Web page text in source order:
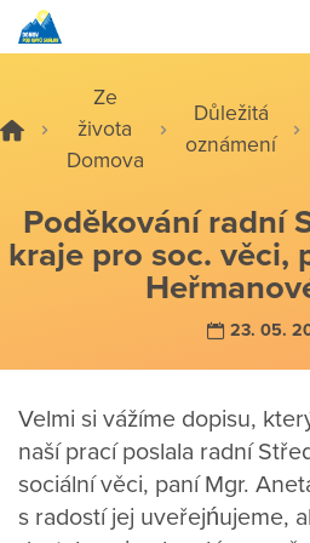
Ze
života
Domova
Důležitá
oznámení
Poděkování radní
kraje pro soc. věci,
23. 05.
Velmi si vážíme dopisu,
naší prací poslala radní
sociální věci, paní Mgr.
s radostí jej uveřejńujeme,